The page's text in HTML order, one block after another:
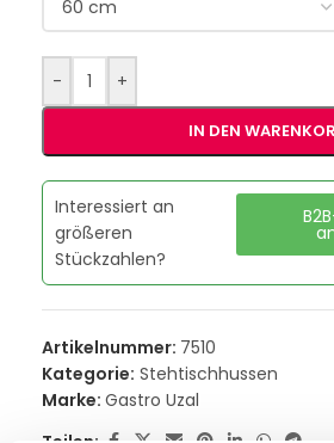
- +
IN DEN
Interessiert an
größeren
Stückzahlen?
Artikelnummer: 7510
Kategorie: Stehtischhussen
Marke: Gastro Uzal